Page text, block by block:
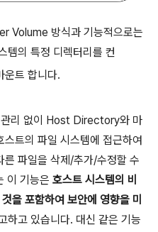
Volume 방식과 기능적으로는
템의 특정 디렉터리를 컨
운트 합니다.
관리 없이 Host Directory와 마
트의 파일 시스템에 접근하여
른 파일을 삭제/추가/수정할 수
이 기능은 호스트 시스템의 비
을 포함하여 보안에 영향을 미
하고 있습니다. 대신 같은 기능